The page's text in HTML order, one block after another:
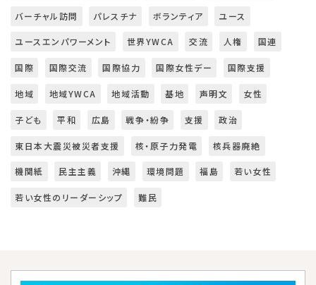
バーチャル訪問 パレスチナ ボランティア ユース
ユースエンパワーメント 世界YWCA 交流 人権 国連
国際 国際交流 国際協力 国際女性デー 国際支援
地域 地域YWCA 地域活動 基地 声明文 女性
子ども 平和 広島 戦争・紛争 支援 政治
東日本大震災被災者支援 核・原子力発電 核兵器廃絶
機関紙 民主主義 沖縄 環境問題 福島 若い女性
若い女性のリーダーシップ 難民